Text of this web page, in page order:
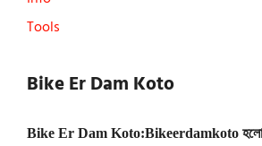
Tools
Bike Er Dam Koto
Bike Er Dam Koto:Bikeerdamkoto হলো